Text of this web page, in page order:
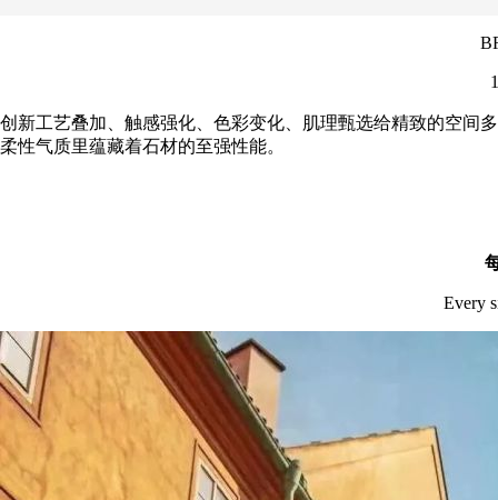
创新工艺叠加、触感强化、色彩变化、肌理甄选给精致的空间
柔性气质里蕴藏着石材的至强性能。
Every